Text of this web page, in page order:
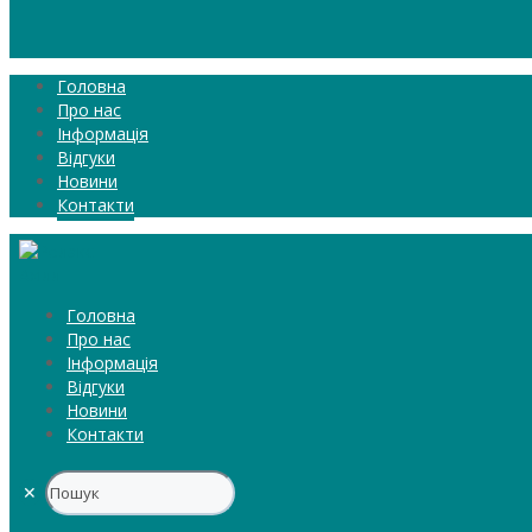
Головна
Про нас
Інформація
Відгуки
Новини
Контакти
Головна
Про нас
Інформація
Відгуки
Новини
Контакти
✕